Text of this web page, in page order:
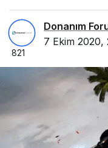
Donanım
7 Ekim 2020,
821